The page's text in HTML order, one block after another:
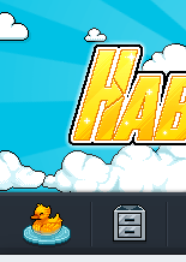
Skip
to
content
Un viaggio di pixel!